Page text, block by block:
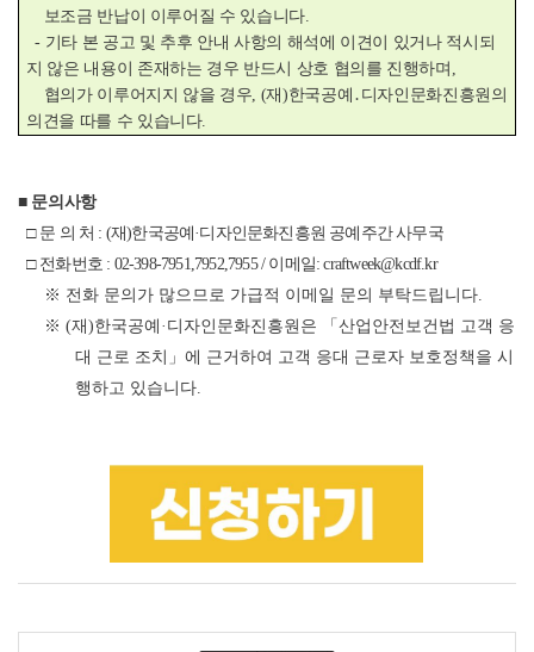
보조금 반납이 이루어질 수 있습니다.
- 기타 본 공고 및 추후 안내 사항의 해석에 이견이 있거나 적시되
지 않은 내용이 존재하는 경우 반드시 상호 협의를 진행하며,
협의가 이루어지지 않을 경우, (재)한국공예․디자인문화진흥원의
의견을 따를 수 있습니다.
■ 문의사항
□ 문 의 처 : (재)한국공예·디자인문화진흥원 공예주간 사무국
□전화번호 : 02-398-7951,7952,7955 / 이메일: craftweek@kcdf.kr
※ 전화 문의가 많으므로 가급적 이메일 문의 부탁드립니다.
※ (재)한국공예·디자인문화진흥원은
「산업안전보건법 고객 응
대 근로 조치
」에 근거하여 고객 응대 근로자 보호정책을 시
행하고 있습니다.